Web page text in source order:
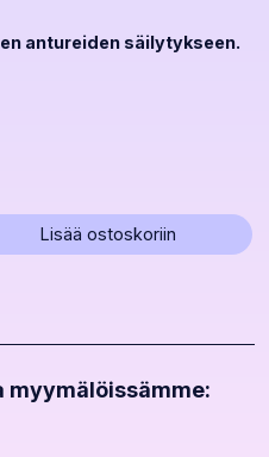
antureiden säilytykseen.
Lisää ostoskoriin
myymälöissämme: